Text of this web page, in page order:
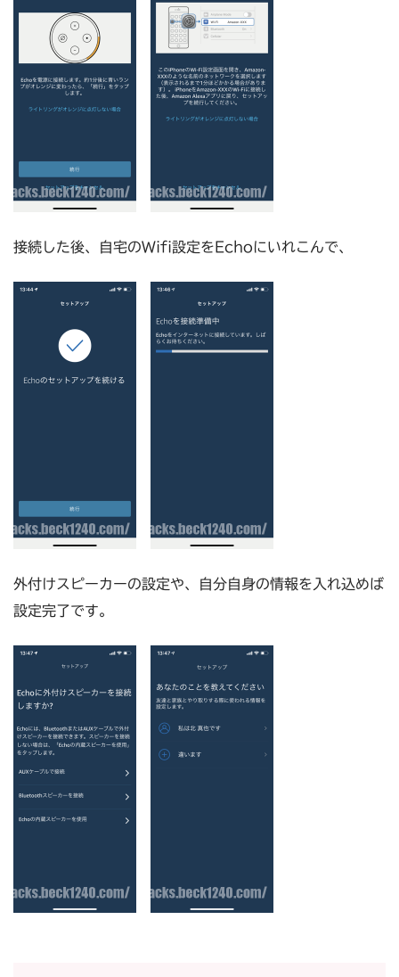
接続した後、自宅のWifi設定をEchoにいれこんで、
外付けスピーカーの設定や、自分自身の情報を入れ込めば
設定完了です。